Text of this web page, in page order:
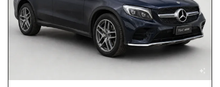
auto_awesome